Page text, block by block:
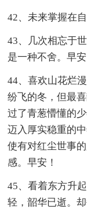
42、未来掌握在
43、几次相忘于
是一种不舍。早安
44、喜欢山花烂
纷飞的冬，但最
过了青葱懵懂的
迈入厚实稳重的
使有对红尘世事
感。早安！
45、看着东方升
轻，韶华已逝。